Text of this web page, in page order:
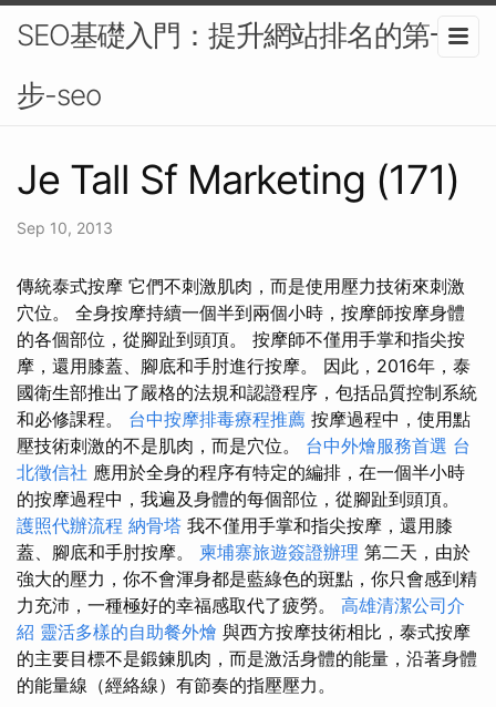
SEO基礎入門：提升網站排名的第一
步-seo
Je Tall Sf Marketing (171)
Sep 10, 2013
傳統泰式按摩 它們不刺激肌肉，而是使用壓力技術來刺激
穴位。 全身按摩持續一個半到兩個小時，按摩師按摩身體
的各個部位，從腳趾到頭頂。 按摩師不僅用手掌和指尖按
摩，還用膝蓋、腳底和手肘進行按摩。 因此，2016年，泰
國衛生部推出了嚴格的法規和認證程序，包括品質控制系統
和必修課程。 台中按摩排毒療程推薦 按摩過程中，使用點
壓技術刺激的不是肌肉，而是穴位。 台中外燴服務首選 台
北徵信社 應用於全身的程序有特定的編排，在一個半小時​​
的按摩過程中，我遍及身體的每個部位，從腳趾到頭頂。
護照代辦流程 納骨塔 我不僅用手掌和指尖按摩，還用膝
蓋、腳底和手肘按摩。 柬埔寨旅遊簽證辦理 第二天，由於
強大的壓力，你不會渾身都是藍綠色的斑點，你只會感到精
力充沛，一種極好的幸福感取代了疲勞。 高雄清潔公司介
紹 靈活多樣的自助餐外燴 與西方按摩技術相比，泰式按摩
的主要目標不是鍛鍊肌肉，而是激活身體的能量，沿著身體
的能量線（經絡線）有節奏的指壓壓力。